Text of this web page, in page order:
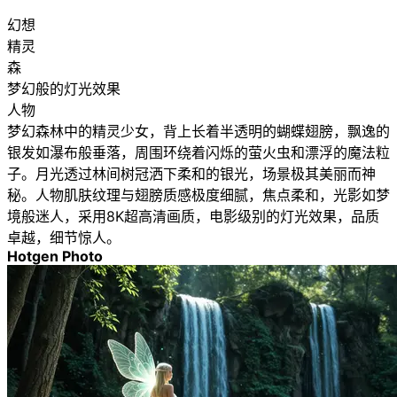
幻想
精灵
森
梦幻般的灯光效果
人物
梦幻森林中的精灵少女，背上长着半透明的蝴蝶翅膀，飘逸的
银发如瀑布般垂落，周围环绕着闪烁的萤火虫和漂浮的魔法粒
子。月光透过林间树冠洒下柔和的银光，场景极其美丽而神
秘。人物肌肤纹理与翅膀质感极度细腻，焦点柔和，光影如梦
境般迷人，采用8K超高清画质，电影级别的灯光效果，品质
卓越，细节惊人。
Hotgen Photo